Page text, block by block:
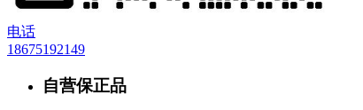
电话
18675192149
自营保正品